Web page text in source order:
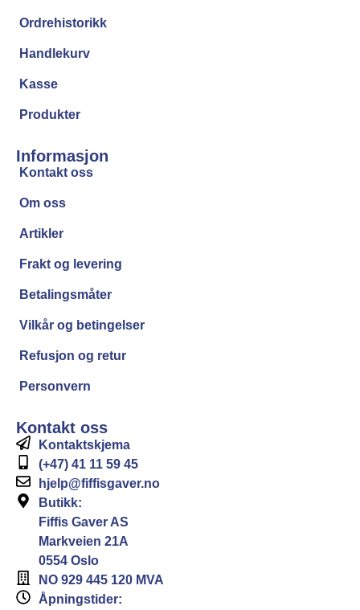
Ordrehistorikk
Handlekurv
Kasse
Produkter
Informasjon
Kontakt oss
Om oss
Artikler
Frakt og levering
Betalingsmåter
Vilkår og betingelser
Refusjon og retur
Personvern
Kontakt oss
Kontaktskjema
(+47) 41 11 59 45
hjelp@fiffisgaver.no
Butikk:
Fiffis Gaver AS
Markveien 21A
0554 Oslo
NO 929 445 120 MVA
Åpningstider: